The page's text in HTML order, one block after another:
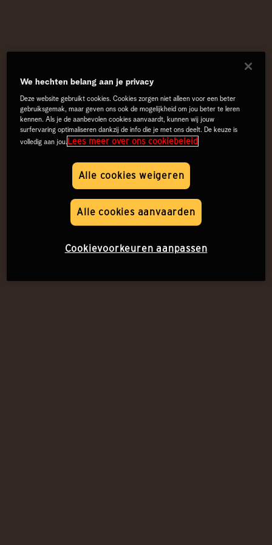
We hechten belang aan je privacy
Deze website gebruikt cookies. Cookies zorgen niet alleen voor een beter
gebruiksgemak, maar geven ons ook de mogelijkheid om jou beter te leren
kennen. Als je de aanbevolen cookies aanvaardt, kunnen wij jouw
surfervaring optimaliseren dankzij de info die je met ons deelt. De keuze is
volledig aan jou.Lees meer over ons cookiebeleid
Alle cookies weigeren
Alle cookies aanvaarden
Cookievoorkeuren aanpassen